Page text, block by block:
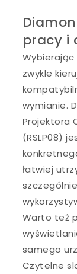
pracy i
zwykle
wymianie.
Projektora
(RSLP08)
łatwiej
Warto też
samego
Czytelne